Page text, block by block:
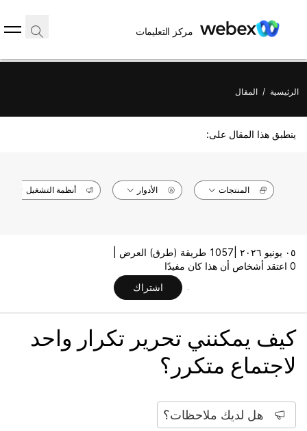
مركز التعليمات
الرئيسية / المقال
ينطبق هذا المقال على:
المنتجات الأدوار أنظمة التشغيل
٠٥ يونيو ٢٠٢٦ |
1057 طريقة (طرق) العرض |
0 اعتقد أشخاص أن هذا كان مفيدًا
اشتراك
كيف يمكنني تحرير تكرار واحد
لاجتماع متكرر؟
هل لديك ملاحظات؟